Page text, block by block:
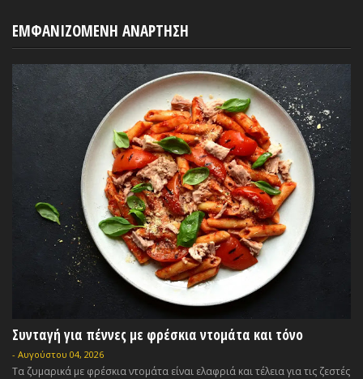
ΕΜΦΑΝΙΖΟΜΕΝΗ ΑΝΑΡΤΗΣΗ
Συνταγή για πέννες με φρέσκια ντομάτα και τόνο
- Αυγούστου 04, 2026
Τα ζυμαρικά με φρέσκια ντομάτα είναι ελαφριά και τέλεια για τις ζεστές